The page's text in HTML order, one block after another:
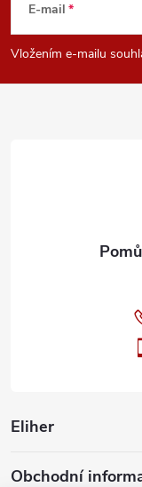
p
E-mail
Vložením e-mailu
Eliher
Obchodní